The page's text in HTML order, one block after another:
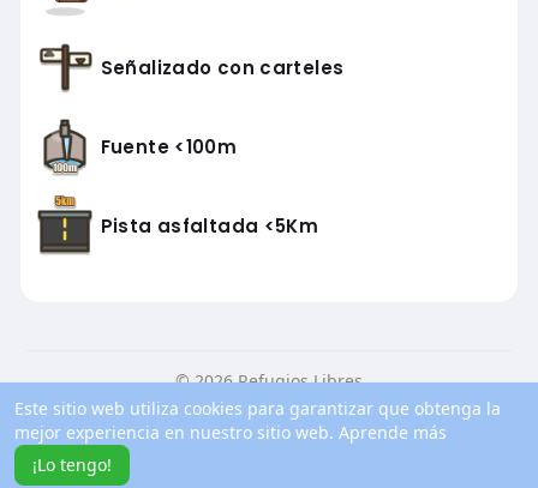
Este sitio web utiliza cookies para garantizar que obtenga la
mejor experiencia en nuestro sitio web. Aprende más
¡Lo tengo!
Señalizado con carteles
Fuente <100m
Pista asfaltada <5Km
© 2026 Refugios Libres
Inicio
Conocenos Contacto
Política de privacidad
Condiciones de uso
Blog
Más información